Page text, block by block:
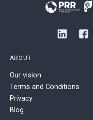
ABOUT
Our vision
Terms and Conditions
Privacy
Blog